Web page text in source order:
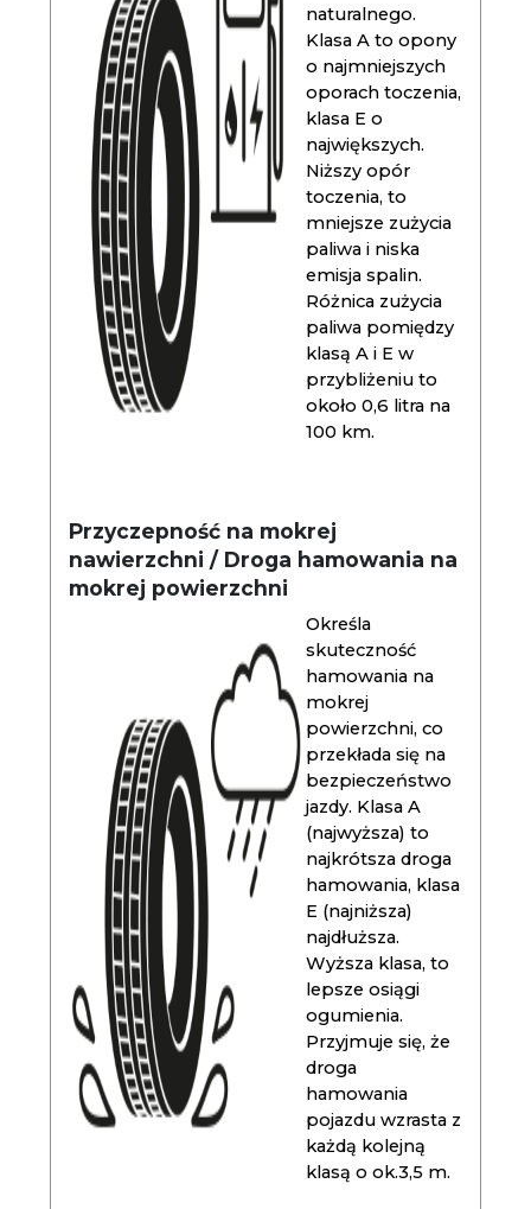
naturalnego.
Klasa A to opony
o najmniejszych
oporach toczenia,
klasa E o
największych.
Niższy opór
toczenia, to
mniejsze zużycia
paliwa i niska
emisja spalin.
Różnica zużycia
paliwa pomiędzy
klasą A i E w
przybliżeniu to
około 0,6 litra na
100 km.
Przyczepność na mokrej
nawierzchni / Droga hamowania na
mokrej powierzchni
Określa
skuteczność
hamowania na
mokrej
powierzchni, co
przekłada się na
bezpieczeństwo
jazdy. Klasa A
(najwyższa) to
najkrótsza droga
hamowania, klasa
E (najniższa)
najdłuższa.
Wyższa klasa, to
lepsze osiągi
ogumienia.
Przyjmuje się, że
droga
hamowania
pojazdu wzrasta z
każdą kolejną
klasą o ok.3,5 m.